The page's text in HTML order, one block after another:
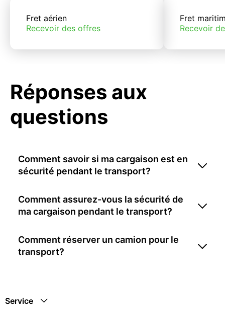
Fret aérien
Recevoir des offres
Fret
Recevoir
Réponses aux
questions
Comment savoir si ma cargaison est en
sécurité pendant le transport?
Comment assurez-vous la sécurité de
ma cargaison pendant le transport?
Comment réserver un camion pour le
transport?
Service